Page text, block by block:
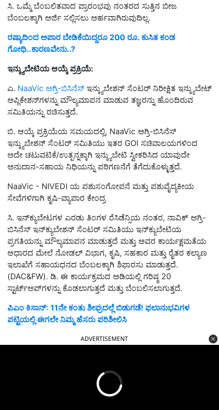
ಸಿ. ಒಮ್ಮೆ ಬೆಂಬಲಿತವಾದ ಪ್ರಾರಂಭವು ನಂತರದ ಸುತ್ತಿನ ಬೀಜ
ಬೆಂಬಲಕ್ಕಾಗಿ ಅರ್ಜಿ ಸಲ್ಲಿಸಲು ಅರ್ಹವಾಗಿರುವುದಿಲ್ಲ.
ರಷ್ಯಾದಿಂದ ಅಪಾರ ಬೇಡಿಕೆಯಿದ್ದರೂ 200 ರೂ. ಕುಸಿತ ಕಂಡ
ಗೋಧಿ..ಕಾರಣವೇನು..?
ಇನ್ಕ್ಯುಬೇಟಿಯ ಆಯ್ಕೆ ಪ್ರಕ್ರಿಯೆ:
ಎ. NaaVic ಅಗ್ರಿ-ಬಿಸಿನೆಸ್ಇನ್ಕ್ಯುಬೇಶನ್ ಸೆಂಟರ್ ನಿರೀಕ್ಷಿತ ಇನ್ಕ್ಯುಬೇಟ್
ಅಪ್ಲಿಕೇಶನ್‌ಗಳನ್ನು ಮೌಲ್ಯಮಾಪನ ಮಾಡುವ ತಜ್ಞರನ್ನು ಹೊಂದಿರುವ
ಸಮಿತಿಯನ್ನು ರಚಿಸುತ್ತದೆ.
ಬಿ. ಆಯ್ಕೆ ಪ್ರಕ್ರಿಯೆಯ ಸಮಯದಲ್ಲಿ, NaaVic ಅಗ್ರಿ-ಬಿಸಿನೆಸ್
ಇನ್ಕ್ಯುಬೇಶನ್ ಸೆಂಟರ್ ಸಮಿತಿಯು ಇತರ GOI ಸಚಿವಾಲಯಗಳಿಂದ
ಅದೇ ಚಟುವಟಿಕೆ/ಉತ್ಪನ್ನಕ್ಕಾಗಿ ಇನ್ಕ್ಯುಬೇಟಿ ಸ್ವೀಕರಿಸಿದ ಯಾವುದೇ
ಅನುದಾನ-ಸಹಾಯ ನಿಧಿಯನ್ನು ಪರಿಗಣನೆಗೆ ತೆಗೆದುಕೊಳ್ಳುತ್ತದೆ.
NaaVic - NIVEDI ಯ ಪಶುಸಂಗೋಪನೆ ಮತ್ತು ಪಶುವೈದ್ಯಕೀಯ
ಸೇವೆಗಳಿಗಾಗಿ ಕೃಷಿ-ವ್ಯಾಪಾರ ಕೇಂದ್ರ
ಸಿ. ಇನ್‌ಕ್ಯುಬೇಟಗಳ ಎರಡು ತಿಂಗಳ ರೆಸಿಡೆನ್ಸಿಯ ನಂತರ, ನಾವಿಕ್ ಅಗ್ರಿ-
ಬಿಸಿನೆಸ್ ಇನ್‌ಕ್ಯುಬೇಶನ್ ಸೆಂಟರ್ ಸಮಿತಿಯು ಇನ್‌ಕ್ಯುಬೇಟಿಯ
ಪ್ರಗತಿಯನ್ನು ಮೌಲ್ಯಮಾಪನ ಮಾಡುತ್ತದೆ ಮತ್ತು ಅವರ ಕಾರ್ಯಕ್ಷಮತೆಯ
ಆಧಾರದ ಮೇಲೆ ನೋಡಲ್ ವಿಭಾಗ, ಕೃಷಿ, ಸಹಕಾರ ಮತ್ತು ರೈತರ ಕಲ್ಯಾಣ
ಇಲಾಖೆಗೆ ಸಹಾಯಧನದ ಬೆಂಬಲಕ್ಕಾಗಿ ಶಿಫಾರಸು ಮಾಡುತ್ತದೆ.
(DAC&FW). ಡಿ. ಈ ಕಾರ್ಯಕ್ರಮದ ಅಡಿಯಲ್ಲಿ ಗರಿಷ್ಠ 20
ಸ್ಟಾರ್ಟ್‌ಅಪ್‌ಗಳನ್ನು ಕೊಡಲಾಗುತ್ತದೆ ಮತ್ತು ಬೆಂಬಲಿಸಲಾಗುತ್ತದೆ.
ಪಿಎಂ ಕಿಸಾನ್: 11ನೇ ಕಂತು ಶೀಘ್ರದಲ್ಲೆ ಬಿಡುಗಡೆ! ಫಲಾನುಭವಿಗಳ
ಪಟ್ಟಿಯಲ್ಲಿ ಈಗಲೇ ನಿಮ್ಮ ಹೆಸರು ಪರಿಶೀಲಿಸಿ
ADVERTISEMENT